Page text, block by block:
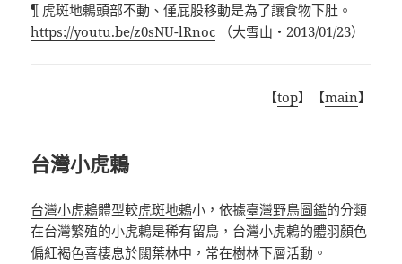
¶ 虎斑地鶇頭部不動、僅屁股移動是為了讓食物下肚。
https://youtu.be/z0sNU-lRnoc （大雪山・2013/01/23）
【top】【main】
台灣小虎鶇
台灣小虎鶇體型較虎斑地鶇小，依據臺灣野鳥圖鑑的分類
在台灣繁殖的小虎鶇是稀有留鳥，台灣小虎鶇的體羽顏色
偏紅褐色喜棲息於闊葉林中，常在樹林下層活動。